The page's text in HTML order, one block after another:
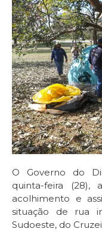
O Governo do
quinta-feira
acolhimento e
situação de rua
Sudoeste, do